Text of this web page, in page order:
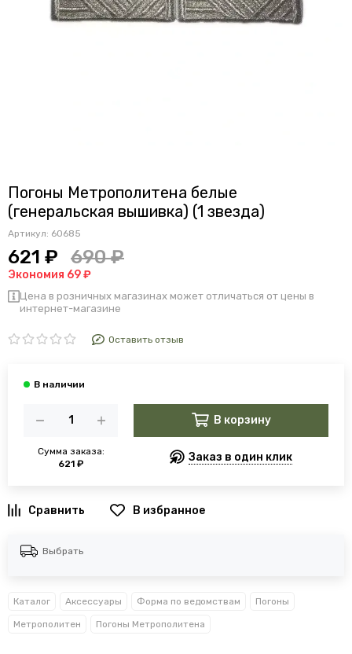
Погоны Метрополитена белые
(генеральская вышивка) (1 звезда)
Артикул: 60685
621 ₽ 690 ₽
Экономия 69 ₽
Цена в розничных магазинах может отличаться от цены в
интернет-магазине
Оставить отзыв
Сумма заказа:
621 ₽
В корзину
Заказ в один клик
В избранное
Выбрать
Каталог Аксессуары Форма по ведомствам Погоны
Метрополитен Погоны Метрополитена